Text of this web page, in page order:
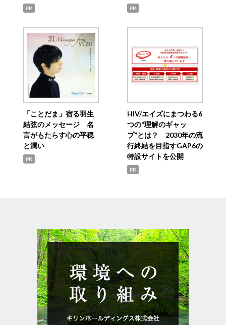
PR PR
「ことだま」宿る羽生
結弦のメッセージ 名
言がもたらす心の平穏
と潤い
PR
HIV/エイズにまつわる6
つの“理解のギャッ
プ”とは？ 2030年の流
行終結を目指すGAP6の
特設サイトを公開
PR